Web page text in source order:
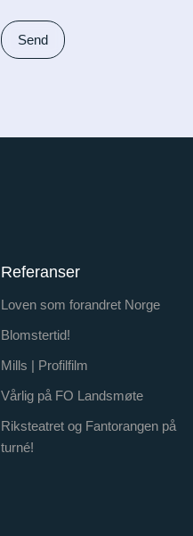
Referanser
Loven som forandret Norge
Blomstertid!
Mills | Profilfilm
Vårlig på FO Landsmøte
Riksteatret og Fantorangen på
turné!